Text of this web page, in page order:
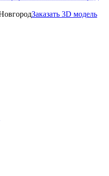
Заказать 3D модель